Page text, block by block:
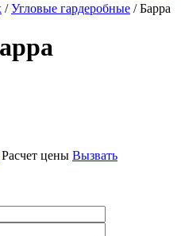
/Угловые гардеробные / Барра
Расчет цены Вызвать